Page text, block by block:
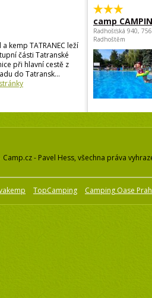
kemp TATRANEC leží
části Tatranské
při hlavní cestě z
do Tatransk...
camp
Radhošťská 940,
Radhoštěm
- Pavel Hess, všechna práva
TopCamping Camping Oase